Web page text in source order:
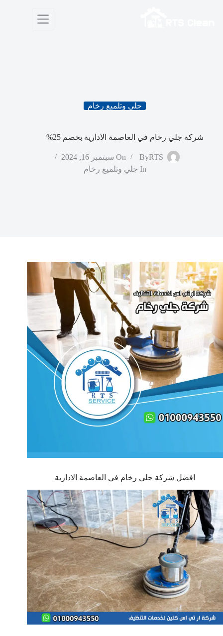
جلي وتلميع رخام
شركة جلي رخام في العاصمة الادارية بخصم 25%
ByRTS
On سبتمبر 16, 2024
In جلي وتلميع رخام
افضل شركة جلي رخام في العاصمة الادارية